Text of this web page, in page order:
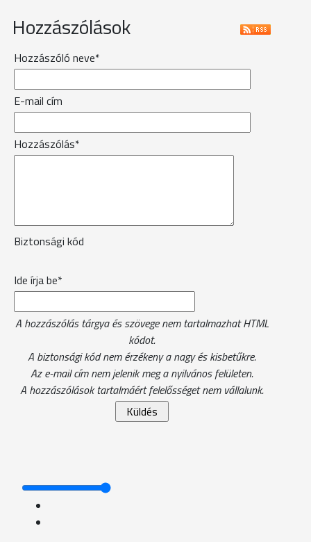
Hozzászólások
Hozzászóló neve*
E-mail cím
Hozzászólás*
Biztonsági kód
Ide írja be*
A hozzászólás tárgya és szövege nem tartalmazhat HTML
kódot.
A biztonsági kód nem érzékeny a nagy és kisbetűkre.
Az e-mail cím nem jelenik meg a nyilvános felületen.
A hozzászólások tartalmáért felelősséget nem vállalunk.